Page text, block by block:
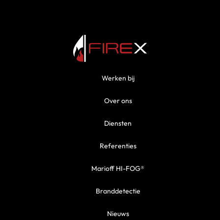
Werken bij
Over ons
Diensten
Referenties
Marioff HI-FOG®
Branddetectie
Nieuws